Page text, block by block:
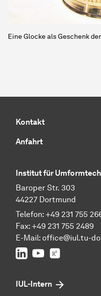
Eine Glocke als Geschenk
Kontakt
Anfahrt
Institut für
Baroper Str. 303
44227 Dortmund
Telefon: +49 231 755
Fax: +49 231 755 2489
E-Mail: office@iul.tu-
LinkedIn
Youtube
IUL-Intern